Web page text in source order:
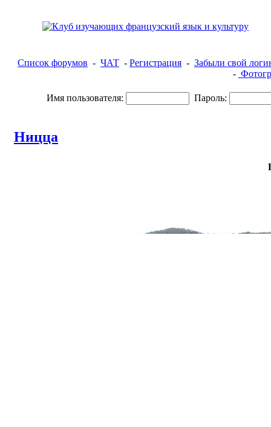
Список форумов - ЧАТ - Регистрация - Забыли свой
-
Имя пользователя: Пароль:
Ницца